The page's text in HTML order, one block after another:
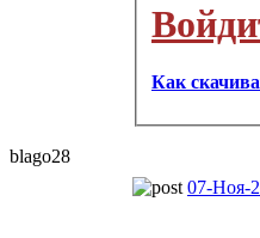
Как
blago28
07-Ноя-